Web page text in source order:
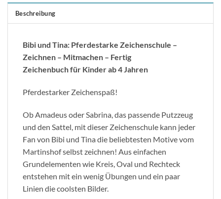
Beschreibung
Bibi und Tina: Pferdestarke Zeichenschule –
Zeichnen – Mitmachen – Fertig
Zeichenbuch für Kinder ab 4 Jahren
Pferdestarker Zeichenspaß!
Ob Amadeus oder Sabrina, das passende Putzzeug
und den Sattel, mit dieser Zeichenschule kann jeder
Fan von Bibi und Tina die beliebtesten Motive vom
Martinshof selbst zeichnen! Aus einfachen
Grundelementen wie Kreis, Oval und Rechteck
entstehen mit ein wenig Übungen und ein paar
Linien die coolsten Bilder.